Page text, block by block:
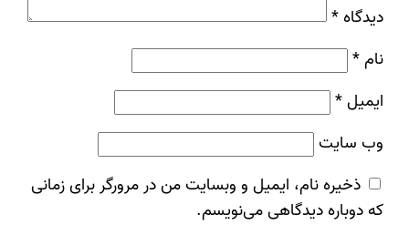
دیدگاه *
نام*
ایمیل*
وب‌ سایت
ذخیره نام، ایمیل و وبسایت من در مرورگر برای زمانی
که دوباره دیدگاهی می‌نویسم.